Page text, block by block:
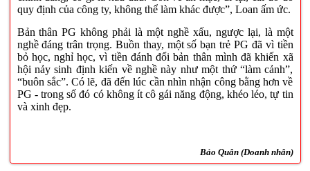
quy định của công ty, không thể làm khác được”, Loan ấm ức.
Bản thân PG không phải là một nghề xấu, ngược lại, là một
nghề đáng trân trọng. Buồn thay, một số bạn trẻ PG đã vì tiền
bỏ học, nghỉ học, vì tiền đánh đổi bản thân mình đã khiến xã
hội nảy sinh định kiến về nghề này như một thứ “làm cảnh”,
“buôn sắc”. Có lẽ, đã đến lúc cần nhìn nhận công bằng hơn về
PG - trong số đó có không ít cô gái năng động, khéo léo, tự tin
và xinh đẹp.
Bảo Quân (Doanh nhân)